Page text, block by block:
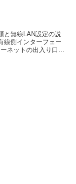
と無線LAN設定の説
線側インターフェー
ネットの出入り口速